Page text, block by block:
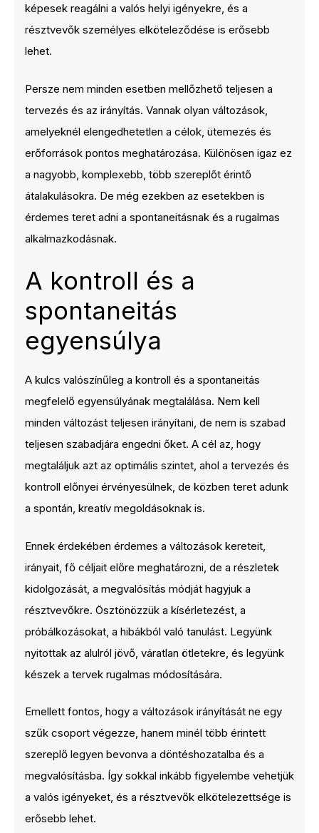
képesek reagálni a valós helyi igényekre, és a
résztvevők személyes elköteleződése is erősebb
lehet.
Persze nem minden esetben mellőzhető teljesen a
tervezés és az irányítás. Vannak olyan változások,
amelyeknél elengedhetetlen a célok, ütemezés és
erőforrások pontos meghatározása. Különösen igaz ez
a nagyobb, komplexebb, több szereplőt érintő
átalakulásokra. De még ezekben az esetekben is
érdemes teret adni a spontaneitásnak és a rugalmas
alkalmazkodásnak.
A kontroll és a
spontaneitás
egyensúlya
A kulcs valószínűleg a kontroll és a spontaneitás
megfelelő egyensúlyának megtalálása. Nem kell
minden változást teljesen irányítani, de nem is szabad
teljesen szabadjára engedni őket. A cél az, hogy
megtaláljuk azt az optimális szintet, ahol a tervezés és
kontroll előnyei érvényesülnek, de közben teret adunk
a spontán, kreatív megoldásoknak is.
Ennek érdekében érdemes a változások kereteit,
irányait, fő céljait előre meghatározni, de a részletek
kidolgozását, a megvalósítás módját hagyjuk a
résztvevőkre. Ösztönözzük a kísérletezést, a
próbálkozásokat, a hibákból való tanulást. Legyünk
nyitottak az alulról jövő, váratlan ötletekre, és legyünk
készek a tervek rugalmas módosítására.
Emellett fontos, hogy a változások irányítását ne egy
szűk csoport végezze, hanem minél több érintett
szereplő legyen bevonva a döntéshozatalba és a
megvalósításba. Így sokkal inkább figyelembe vehetjük
a valós igényeket, és a résztvevők elkötelezettsége is
erősebb lehet.